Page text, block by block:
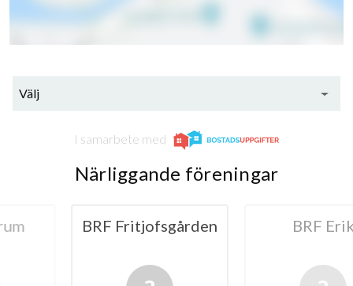
Välj
I samarbete med
Närliggande föreningar
BRF Erik BRF